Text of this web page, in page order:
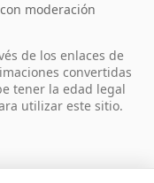
moderación
de los enlaces de
convertidas
tener la edad legal
utilizar este sitio.